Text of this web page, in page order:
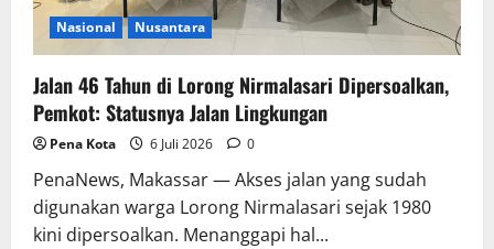
Nasional Nusantara
Jalan 46 Tahun di Lorong Nirmalasari Dipersoalkan,
Pemkot: Statusnya Jalan Lingkungan
Pena Kota 6 Juli 2026 0
PenaNews, Makassar — Akses jalan yang sudah
digunakan warga Lorong Nirmalasari sejak 1980
kini dipersoalkan. Menanggapi hal...